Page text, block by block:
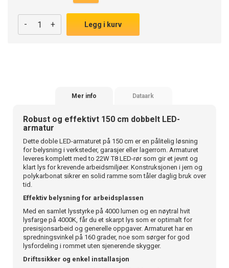
- + Legg i kurv
Mer info Dataark
Robust og effektivt 150 cm dobbelt LED-
armatur
Dette doble LED-armaturet på 150 cm er en pålitelig løsning
for belysning i verksteder, garasjer eller lagerrom. Armaturet
leveres komplett med to 22W T8 LED-rør som gir et jevnt og
klart lys for krevende arbeidsmiljøer. Konstruksjonen i jern og
polykarbonat sikrer en solid ramme som tåler daglig bruk over
tid.
Effektiv belysning for arbeidsplassen
Med en samlet lysstyrke på 4000 lumen og en nøytral hvit
lysfarge på 4000K, får du et skarpt lys som er optimalt for
presisjonsarbeid og generelle oppgaver. Armaturet har en
spredningsvinkel på 160 grader, noe som sørger for god
lysfordeling i rommet uten sjenerende skygger.
Driftssikker og enkel installasjon